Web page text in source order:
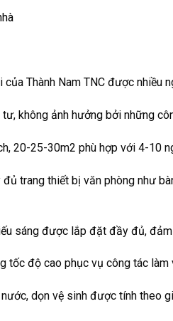
Thành Nam TNC được nhiều
không ảnh hưởng bởi những
20-25-30m2 phù hợp với 4-10
trang thiết bị văn phòng như
sáng được lắp đặt đầy đủ,
tốc độ cao phục vụ công tác
dọn vệ sinh được tính theo